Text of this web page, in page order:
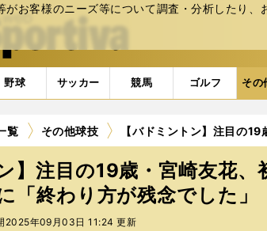
がお客様のニーズ等について調査・分析したり
ルティーバ)
野球 サッカー 競馬 ゴルフ その
覧 その他球技 【バドミントン】注目の
】注目の19歳・宮崎友花、
「終わり方が残念でした」
2025年09月03日 11:24 更新